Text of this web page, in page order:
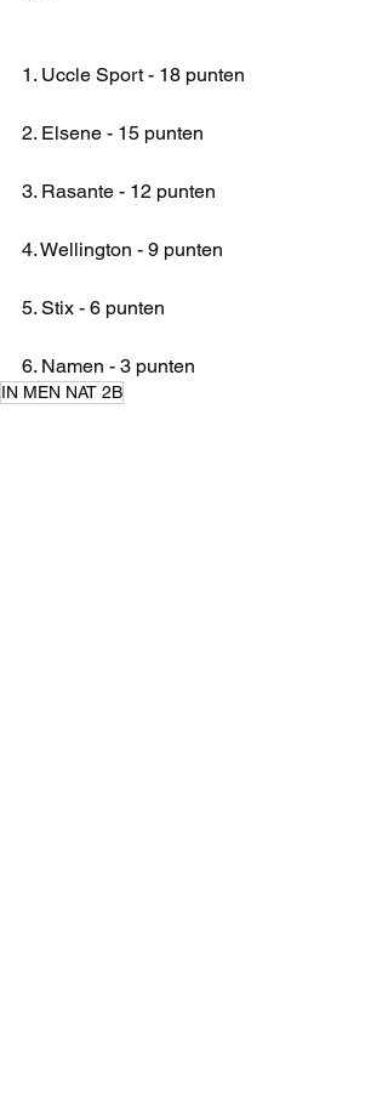
1. Uccle Sport - 18 punten
2. Elsene - 15 punten
3. Rasante - 12 punten
4. Wellington - 9 punten
5. Stix - 6 punten
6. Namen - 3 punten
IN MEN NAT 2B